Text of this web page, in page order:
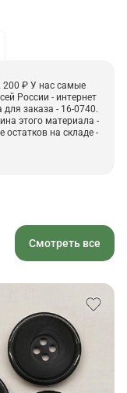
200 ₽ У нас самые
России - интернет
для заказа - 16-0740.
этого материала -
остатков на складе -
Смотреть все